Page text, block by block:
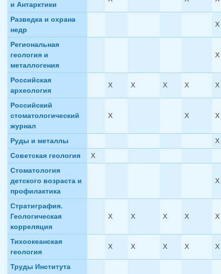
и Антарктики
Разведка и охрана
недр
X
Региональная
геология и
металлогения
X
Российская
археология
X X X X X
Российский
стоматологический
журнал
X X X
Руды и металлы
X
Советская геология
X
Стоматология
детского возраста и
профилактика
X
Стратиграфия.
Геологическая
корреляция
X X X X X
Тихоокеанская
геология
X X X X X
Труды Института